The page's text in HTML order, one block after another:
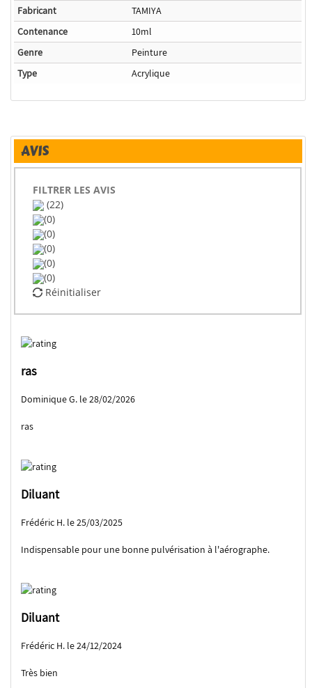
Fabricant
TAMIYA
Contenance
10ml
Genre
Peinture
Type
Acrylique
AVIS
FILTRER LES AVIS
(22)
(0)
(0)
(0)
(0)
(0)
Réinitialiser
ras
Dominique G. le 28/02/2026
ras
Diluant
Frédéric H. le 25/03/2025
Indispensable pour une bonne pulvérisation à l'aérographe.
Diluant
Frédéric H. le 24/12/2024
Très bien